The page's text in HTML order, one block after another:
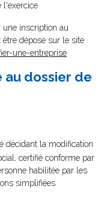
l'exercice
une inscription au
déposé sur le site
une-entreprise
au dossier de
décidant la modification
certifié conforme par
habilitée par les
simplifiées